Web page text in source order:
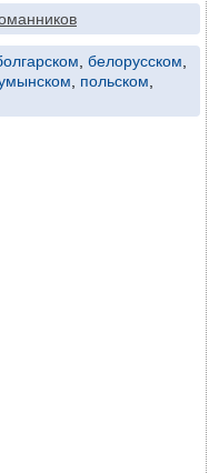
белорусском
польском